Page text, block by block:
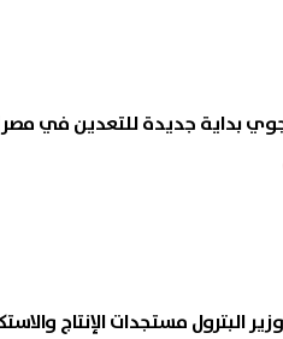
البترول مستجدات الإنتاج